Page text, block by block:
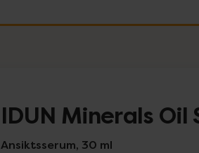
IDUN Minerals Oil
Ansiktsserum, 30 ml